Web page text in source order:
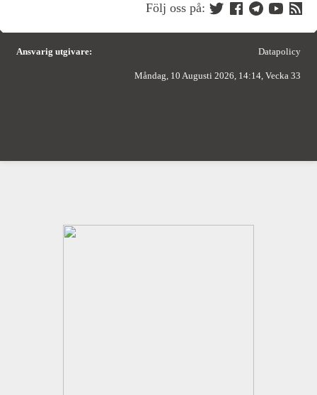
Följ oss på:
Ansvarig utgivare: Datapolicy
Måndag, 10 Augusti 2026, 14:14, Vecka 33